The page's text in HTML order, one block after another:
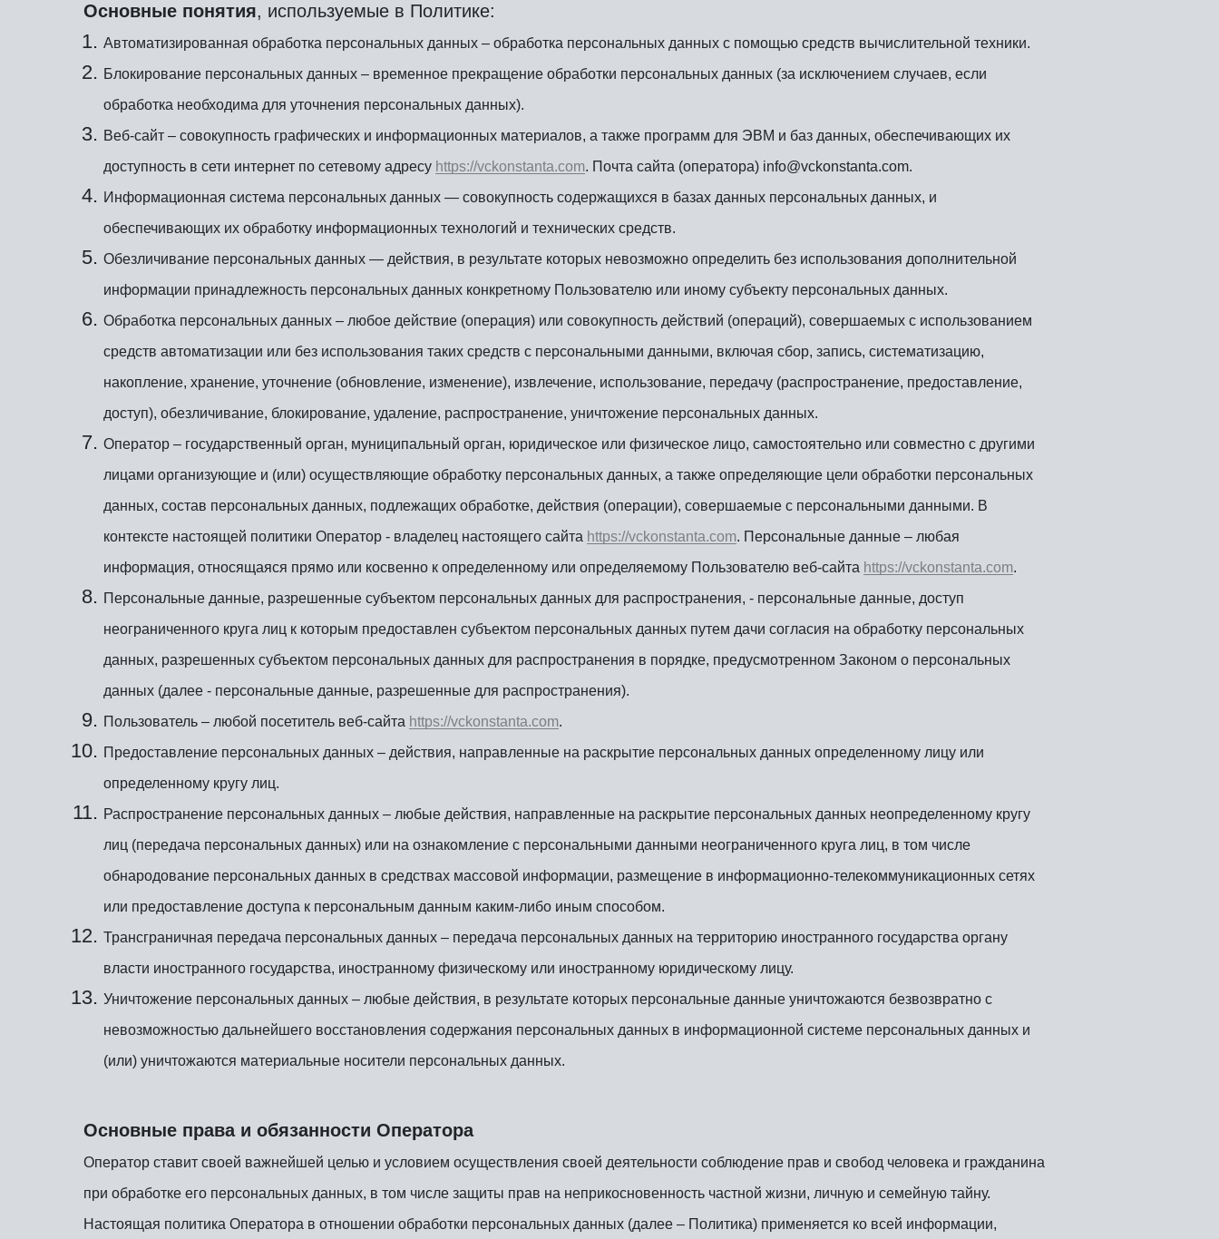
Основные понятия, используемые в Политике:
Автоматизированная обработка персональных данных – обработка персональных данных с помощью средств вычислительной техники.
Блокирование персональных данных – временное прекращение обработки персональных данных (за исключением случаев, если
обработка необходима для уточнения персональных данных).
Веб-сайт – совокупность графических и информационных материалов, а также программ для ЭВМ и баз данных, обеспечивающих их
доступность в сети интернет по сетевому адресу https://vckonstanta.com. Почта сайта (оператора) info@vckonstanta.com.
Информационная система персональных данных — совокупность содержащихся в базах данных персональных данных, и
обеспечивающих их обработку информационных технологий и технических средств.
Обезличивание персональных данных — действия, в результате которых невозможно определить без использования дополнительной
информации принадлежность персональных данных конкретному Пользователю или иному субъекту персональных данных.
Обработка персональных данных – любое действие (операция) или совокупность действий (операций), совершаемых с использованием
средств автоматизации или без использования таких средств с персональными данными, включая сбор, запись, систематизацию,
накопление, хранение, уточнение (обновление, изменение), извлечение, использование, передачу (распространение, предоставление,
доступ), обезличивание, блокирование, удаление, распространение, уничтожение персональных данных.
Оператор – государственный орган, муниципальный орган, юридическое или физическое лицо, самостоятельно или совместно с другими
лицами организующие и (или) осуществляющие обработку персональных данных, а также определяющие цели обработки персональных
данных, состав персональных данных, подлежащих обработке, действия (операции), совершаемые с персональными данными. В
контексте настоящей политики Оператор - владелец настоящего сайта https://vckonstanta.com. Персональные данные – любая
информация, относящаяся прямо или косвенно к определенному или определяемому Пользователю веб-сайта https://vckonstanta.com.
Персональные данные, разрешенные субъектом персональных данных для распространения, - персональные данные, доступ
неограниченного круга лиц к которым предоставлен субъектом персональных данных путем дачи согласия на обработку персональных
данных, разрешенных субъектом персональных данных для распространения в порядке, предусмотренном Законом о персональных
данных (далее - персональные данные, разрешенные для распространения).
Пользователь – любой посетитель веб-сайта https://vckonstanta.com.
Предоставление персональных данных – действия, направленные на раскрытие персональных данных определенному лицу или
определенному кругу лиц.
Распространение персональных данных – любые действия, направленные на раскрытие персональных данных неопределенному кругу
лиц (передача персональных данных) или на ознакомление с персональными данными неограниченного круга лиц, в том числе
обнародование персональных данных в средствах массовой информации, размещение в информационно-телекоммуникационных сетях
или предоставление доступа к персональным данным каким-либо иным способом.
Трансграничная передача персональных данных – передача персональных данных на территорию иностранного государства органу
власти иностранного государства, иностранному физическому или иностранному юридическому лицу.
Уничтожение персональных данных – любые действия, в результате которых персональные данные уничтожаются безвозвратно с
невозможностью дальнейшего восстановления содержания персональных данных в информационной системе персональных данных и
(или) уничтожаются материальные носители персональных данных.
Основные права и обязанности Оператора
Оператор ставит своей важнейшей целью и условием осуществления своей деятельности соблюдение прав и свобод человека и гражданина
при обработке его персональных данных, в том числе защиты прав на неприкосновенность частной жизни, личную и семейную тайну.
Настоящая политика Оператора в отношении обработки персональных данных (далее – Политика) применяется ко всей информации,